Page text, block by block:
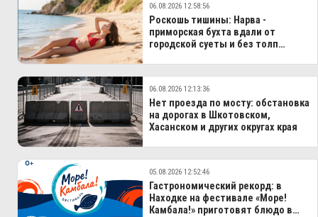
06.08.2026 12:58:56
Роскошь тишины: Нарва -
приморская бухта вдали от
городской суеты и без толп
06.08.2026 12:13:36
Нет проезда по мосту: обстановка
на дорогах в Шкотовском,
Хасанском и других округах края
05.08.2026 12:52:46
Гастрономический рекорд: в
Находке на фестивале «Море!
Камбала!» приготовят блюдо в